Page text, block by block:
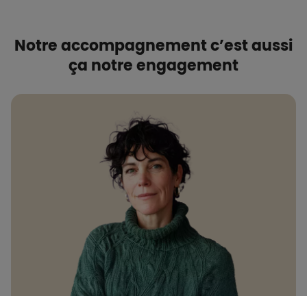
Notre accompagnement c’est aussi
ça notre engagement